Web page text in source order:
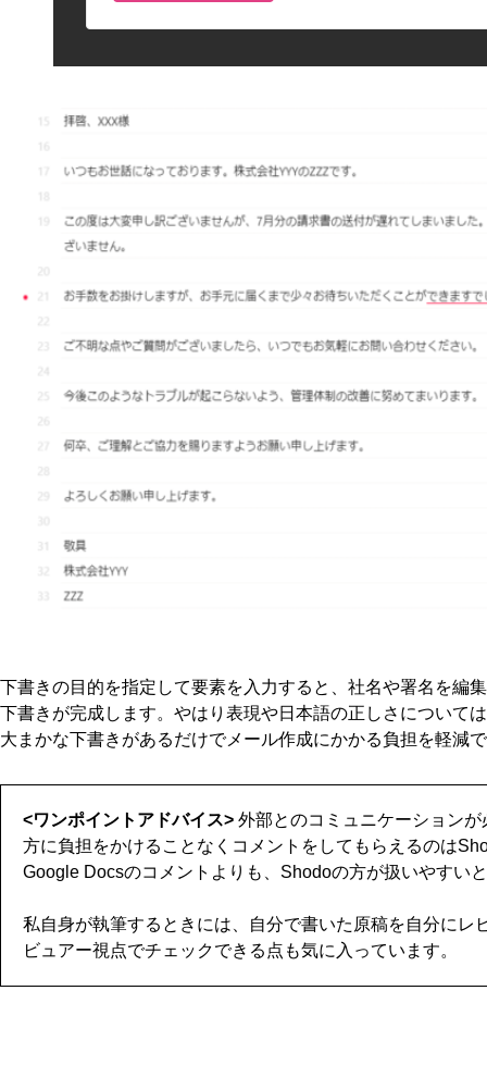
下書きの目的を指定して要素を入力すると、社名や署名を編
下書きが完成します。やはり表現や日本語の正しさについて
大まかな下書きがあるだけでメール作成にかかる負担を軽減
<ワンポイントアドバイス> 外部とのコミュニケーション
方に負担をかけることなくコメントをしてもらえるのは
Google Docsのコメントよりも、Shodoの方が扱いやすい
私自身が執筆するときには、自分で書いた原稿を自分にレ
ビュアー視点でチェックできる点も気に入っています。